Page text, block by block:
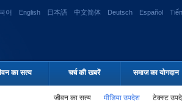
어 English 日本語 中文简体 Deutsch Español
का सत्य चर्च की खबरें समाज का योगदान
जीवन का सत्य मीडिया उपदेश टेक्स्ट